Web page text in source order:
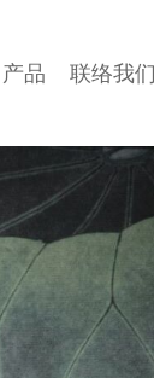
产品 联络我们